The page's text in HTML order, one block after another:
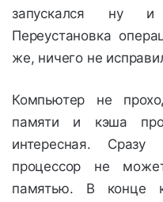
запускался ну
Переустановка
же, ничего не
Компьютер не
памяти и кэша
интересная.
процессор не
памятью. В конце